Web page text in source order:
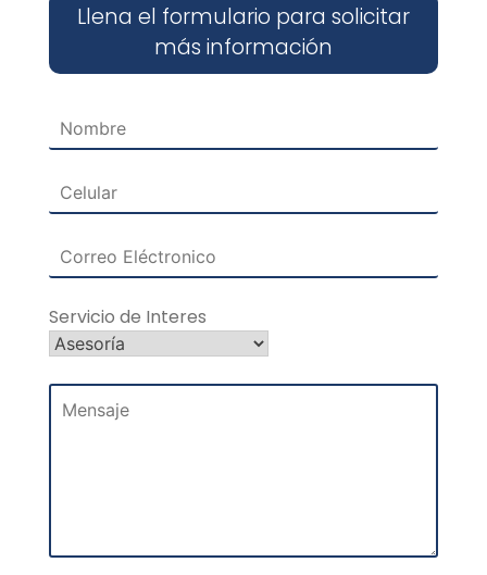
Llena el formulario para solicitar
más información
Servicio de Interes